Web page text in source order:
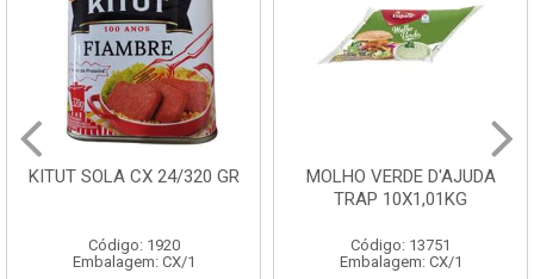
KITUT SOLA CX 24/320 GR
Código: 1920
Embalagem: CX/1
MOLHO VERDE D'AJUDA
TRAP 10X1,01KG
Código: 13751
Embalagem: CX/1